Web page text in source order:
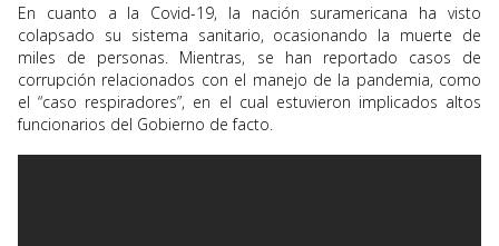
En cuanto a la Covid-19, la nación suramericana ha visto
colapsado su sistema sanitario, ocasionando la muerte de
miles de personas. Mientras, se han reportado casos de
corrupción relacionados con el manejo de la pandemia, como
el “caso respiradores”, en el cual estuvieron implicados altos
funcionarios del Gobierno de facto.